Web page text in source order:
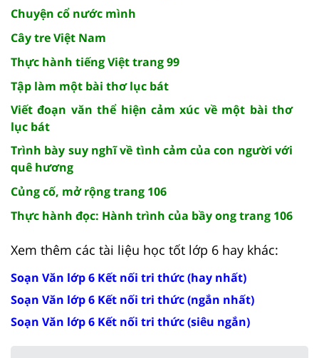
Chuyện cổ nước mình
Cây tre Việt Nam
Thực hành tiếng Việt trang 99
Tập làm một bài thơ lục bát
Viết đoạn văn thể hiện cảm xúc về một bài thơ
lục bát
Trình bày suy nghĩ về tình cảm của con người với
quê hương
Củng cố, mở rộng trang 106
Thực hành đọc: Hành trình của bầy ong trang 106
Xem thêm các tài liệu học tốt lớp 6 hay khác:
Soạn Văn lớp 6 Kết nối tri thức (hay nhất)
Soạn Văn lớp 6 Kết nối tri thức (ngắn nhất)
Soạn Văn lớp 6 Kết nối tri thức (siêu ngắn)